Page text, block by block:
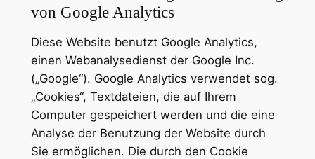
von Google Analytics
Diese Website benutzt Google Analytics,
einen Webanalysedienst der Google Inc.
(„Google“). Google Analytics verwendet sog.
„Cookies“, Textdateien, die auf Ihrem
Computer gespeichert werden und die eine
Analyse der Benutzung der Website durch
Sie ermöglichen. Die durch den Cookie